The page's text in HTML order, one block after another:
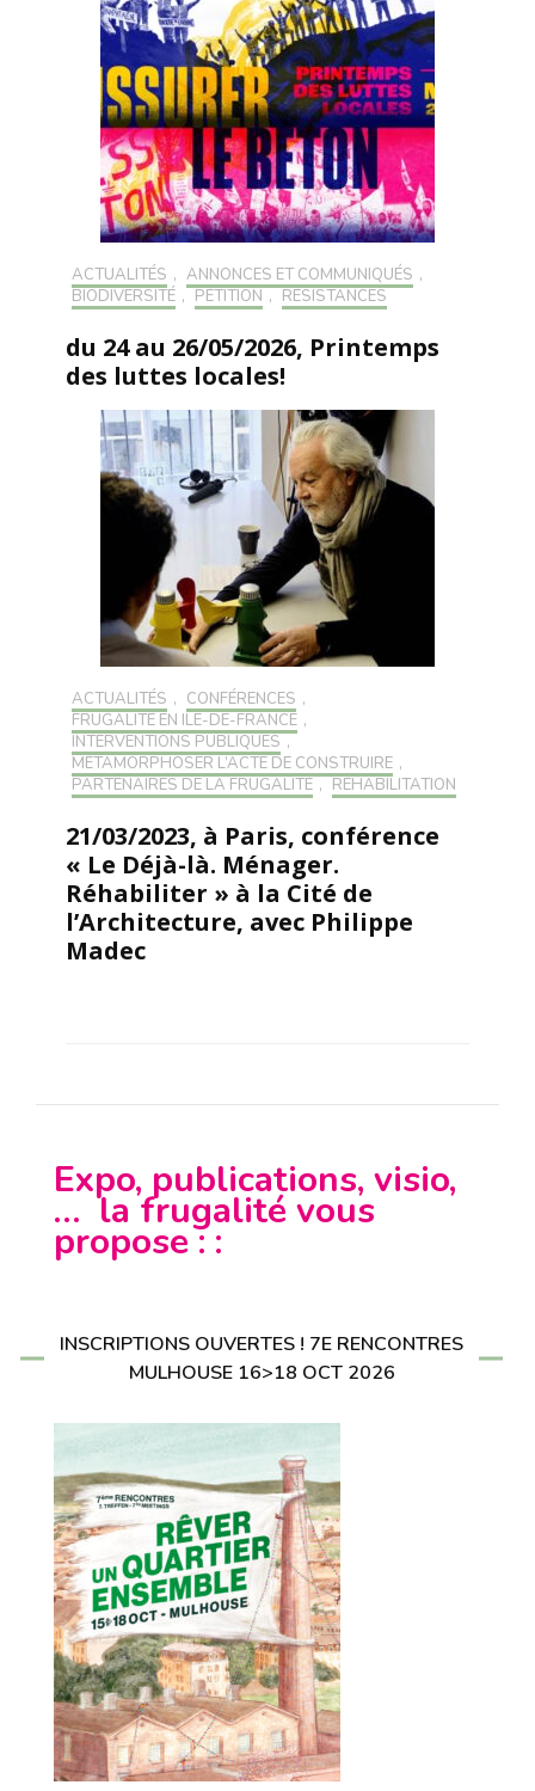
ACTUALITÉS , ANNONCES ET COMMUNIQUÉS ,
BIODIVERSITÉ , PÉTITION , RÉSISTANCES
du 24 au 26/05/2026, Printemps
des luttes locales!
ACTUALITÉS , CONFÉRENCES ,
FRUGALITÉ EN ILE-DE-FRANCE ,
INTERVENTIONS PUBLIQUES ,
MÉTAMORPHOSER L’ACTE DE CONSTRUIRE ,
PARTENAIRES DE LA FRUGALITÉ , RÉHABILITATION
21/03/2023, à Paris, conférence
« Le Déjà-là. Ménager.
Réhabiliter » à la Cité de
l’Architecture, avec Philippe
Madec
Expo, publications, visio,
… la frugalité vous
propose : :
INSCRIPTIONS OUVERTES ! 7E RENCONTRES
MULHOUSE 16>18 OCT 2026